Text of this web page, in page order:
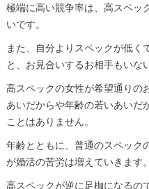
極端に高い競争率は、高スペッ
いです。
また、自分よりスペックが低く
と、お見合いするお相手もいな
高スペックの女性が希望通りの
あいだからや年齢の若いあいだ
ことはありません。
年齢とともに、普通のスペック
が婚活の苦労は増えていきます。
高スペックが逆に足枷になるの